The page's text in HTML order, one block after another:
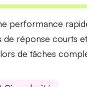
performance
de réponse courts
de tâches